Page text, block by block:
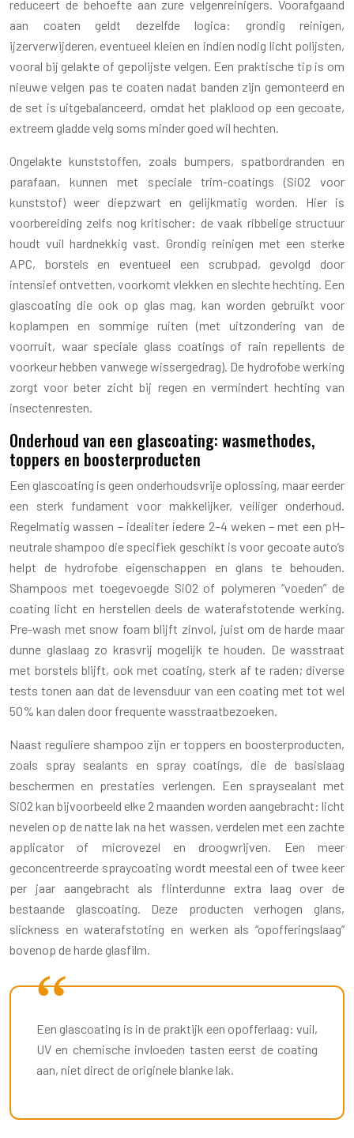
reduceert de behoefte aan zure velgenreinigers. Voorafgaand
aan coaten geldt dezelfde logica: grondig reinigen,
ijzerverwijderen, eventueel kleien en indien nodig licht polijsten,
vooral bij gelakte of gepolijste velgen. Een praktische tip is om
nieuwe velgen pas te coaten nadat banden zijn gemonteerd en
de set is uitgebalanceerd, omdat het plaklood op een gecoate,
extreem gladde velg soms minder goed wil hechten.
Ongelakte kunststoffen, zoals bumpers, spatbordranden en
parafaan, kunnen met speciale trim-coatings (SiO2 voor
kunststof) weer diepzwart en gelijkmatig worden. Hier is
voorbereiding zelfs nog kritischer: de vaak ribbelige structuur
houdt vuil hardnekkig vast. Grondig reinigen met een sterke
APC, borstels en eventueel een scrubpad, gevolgd door
intensief ontvetten, voorkomt vlekken en slechte hechting. Een
glascoating die ook op glas mag, kan worden gebruikt voor
koplampen en sommige ruiten (met uitzondering van de
voorruit, waar speciale glass coatings of rain repellents de
voorkeur hebben vanwege wissergedrag). De hydrofobe werking
zorgt voor beter zicht bij regen en vermindert hechting van
insectenresten.
Onderhoud van een glascoating: wasmethodes,
toppers en boosterproducten
Een glascoating is geen onderhoudsvrije oplossing, maar eerder
een sterk fundament voor makkelijker, veiliger onderhoud.
Regelmatig wassen – idealiter iedere 2–4 weken – met een pH-
neutrale shampoo die specifiek geschikt is voor gecoate auto’s
helpt de hydrofobe eigenschappen en glans te behouden.
Shampoos met toegevoegde SiO2 of polymeren “voeden” de
coating licht en herstellen deels de waterafstotende werking.
Pre-wash met snow foam blijft zinvol, juist om de harde maar
dunne glaslaag zo krasvrij mogelijk te houden. De wasstraat
met borstels blijft, ook met coating, sterk af te raden; diverse
tests tonen aan dat de levensduur van een coating met tot wel
50% kan dalen door frequente wasstraatbezoeken.
Naast reguliere shampoo zijn er toppers en boosterproducten,
zoals spray sealants en spray coatings, die de basislaag
beschermen en prestaties verlengen. Een spraysealant met
SiO2 kan bijvoorbeeld elke 2 maanden worden aangebracht: licht
nevelen op de natte lak na het wassen, verdelen met een zachte
applicator of microvezel en droogwrijven. Een meer
geconcentreerde spraycoating wordt meestal een of twee keer
per jaar aangebracht als flinterdunne extra laag over de
bestaande glascoating. Deze producten verhogen glans,
slickness en waterafstoting en werken als “opofferingslaag”
bovenop de harde glasfilm.
Een glascoating is in de praktijk een opofferlaag: vuil,
UV en chemische invloeden tasten eerst de coating
aan, niet direct de originele blanke lak.